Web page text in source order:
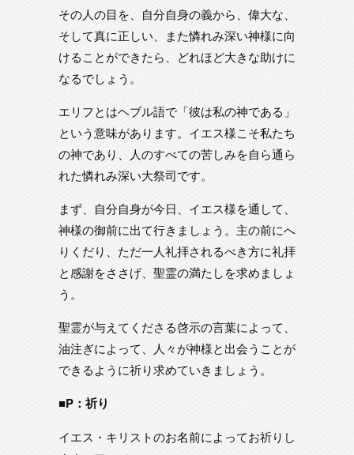
その人の目を、自分自身の義から、偉大な、
そして真に正しい、また憐れみ深い神様に向
けることができたら、どれほど大きな助けに
なるでしょう。
エリフとはヘブル語で「彼は私の神である」
という意味があります。イエス様こそ私たち
の神であり、人のすべての苦しみを自ら通ら
れた憐れみ深い大祭司です。
まず、自分自身が今日、イエス様を通して、
神様の御前に出て行きましょう。主の前にへ
りくだり、ただ一人礼拝されるべき方に礼拝
と感謝をささげ、聖霊の満たしを求めましょ
う。
聖霊が与えてくださる啓示の言葉によって、
油注ぎによって、人々が神様と出会うことが
できるように祈り求めていきましょう。
■P：祈り
イエス・キリストのお名前によってお祈りし